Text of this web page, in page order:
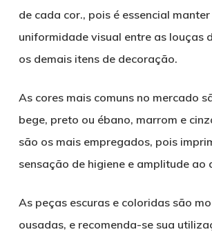
de cada cor., pois é essencial
uniformidade visual entre as louças
os demais itens de decoração.
As cores mais comuns no mercado
bege, preto ou ébano, marrom e
são os mais empregados, pois
sensação de higiene e amplitude ao
As peças escuras e coloridas são
ousadas, e recomenda-se sua